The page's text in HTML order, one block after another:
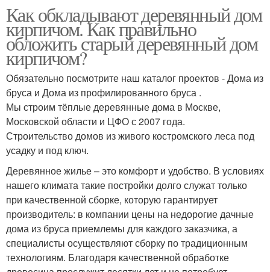
Как обкладывают деревянный дом
кирпичом. Как правильно
обложить старый деревянный дом
кирпичом?
Обязательно посмотрите наш каталог проектов - Дома из
бруса и Дома из профилированного бруса .
Мы строим тёплые деревянные дома в Москве,
Московской области и ЦФО с 2007 года.
Строительство домов из живого костромского леса под
усадку и под ключ.
Деревянное жилье – это комфорт и удобство. В условиях
нашего климата такие постройки долго служат только
при качественной сборке, которую гарантирует
производитель: в компании цены на недорогие дачные
дома из бруса приемлемы для каждого заказчика, а
специалисты осуществляют сборку по традиционным
технологиям. Благодаря качественной обработке